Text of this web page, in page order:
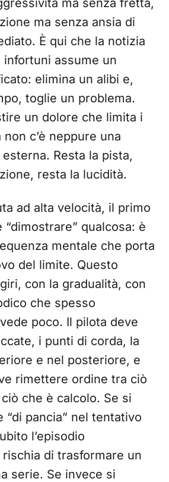
ma senza fretta,
ma senza ansia di
È qui che la notizia
infortuni assume un
elimina un alibi e,
toglie un problema.
un dolore che limita i
c’è neppure una
Resta la pista,
resta la lucidità.
ad alta velocità, il primo
qualcosa: è
mentale che porta
del limite. Questo
con la gradualità, con
che spesso
poco. Il pilota deve
i punti di corda, la
e nel posteriore, e
rimettere ordine tra ciò
che è calcolo. Se si
“di pancia” nel tentativo
l’episodio
di trasformare un
serie. Se invece si